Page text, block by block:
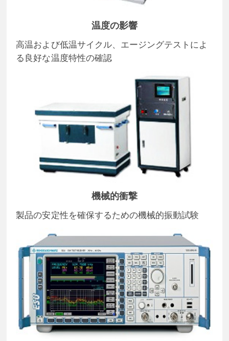
温度の影響
高温および低温サイクル、エージングテストによ
る良好な温度特性の確認
機械的衝撃
製品の安定性を確保するための機械的振動試験